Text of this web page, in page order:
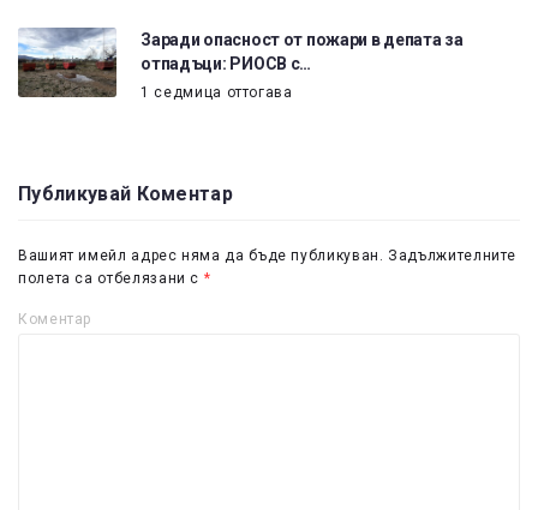
Заради опасност от пожари в депата за
отпадъци: РИОСВ с…
1 седмица оттогава
Публикувай Коментар
Вашият имейл адрес няма да бъде публикуван. Задължителните
полета са отбелязани с *
Коментар